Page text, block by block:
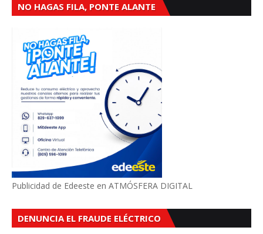
NO HAGAS FILA, PONTE ALANTE
Publicidad de Edeeste en ATMÓSFERA DIGITAL
DENUNCIA EL FRAUDE ELÉCTRICO